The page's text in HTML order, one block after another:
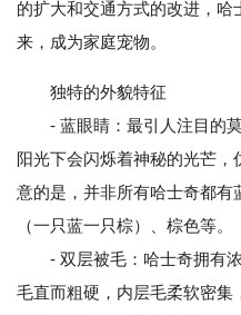
的扩大和交通方式的改进，哈
来，成为家庭宠物。
独特的外貌特征
- 蓝眼睛：最引人注目的莫
阳光下会闪烁着神秘的光芒
意的是，并非所有哈士奇都有
（一只蓝一只棕）、棕色等。
- 双层被毛：哈士奇拥有浓
毛直而粗硬，内层毛柔软密集